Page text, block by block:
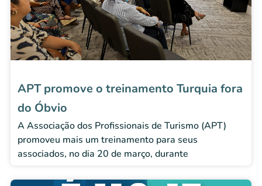
APT promove o treinamento Turquia fora
do Óbvio
A Associação dos Profissionais de Turismo (APT)
promoveu mais um treinamento para seus
associados, no dia 20 de março, durante